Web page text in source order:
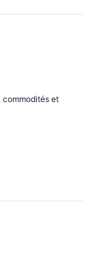
commodités et